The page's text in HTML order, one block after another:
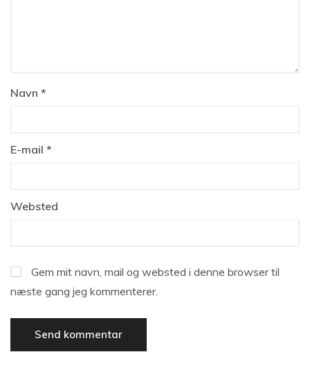
Navn *
E-mail *
Websted
Gem mit navn, mail og websted i denne browser til
næste gang jeg kommenterer.